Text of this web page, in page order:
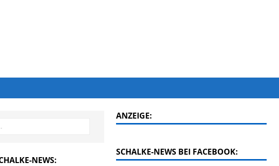
NEWS:
ANZEIGE:
SCHALKE-NEWS BEI FACEBOOK: